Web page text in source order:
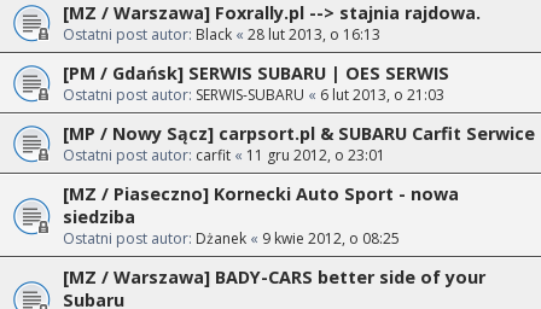
[MZ / Warszawa] Foxrally.pl --> stajnia rajdowa.
Ostatni post autor: Black « 28 lut 2013, o 16:13
[PM / Gdańsk] SERWIS SUBARU | OES SERWIS
Ostatni post autor: SERWIS-SUBARU « 6 lut 2013, o 21:03
[MP / Nowy Sącz] carpsort.pl & SUBARU Carfit Serwice
Ostatni post autor: carfit « 11 gru 2012, o 23:01
[MZ / Piaseczno] Kornecki Auto Sport - nowa
siedziba
Ostatni post autor: Dżanek « 9 kwie 2012, o 08:25
[MZ / Warszawa] BADY-CARS better side of your
Subaru